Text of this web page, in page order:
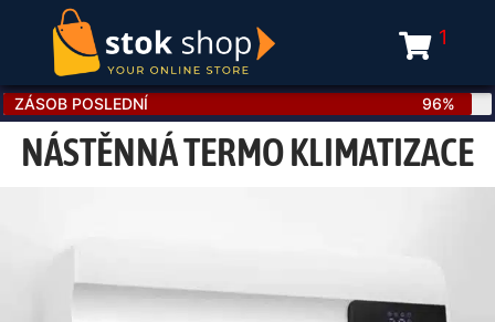
1
ZÁSOB POSLEDNÍ 96%
NÁSTĚNNÁ TERMO KLIMATIZACE